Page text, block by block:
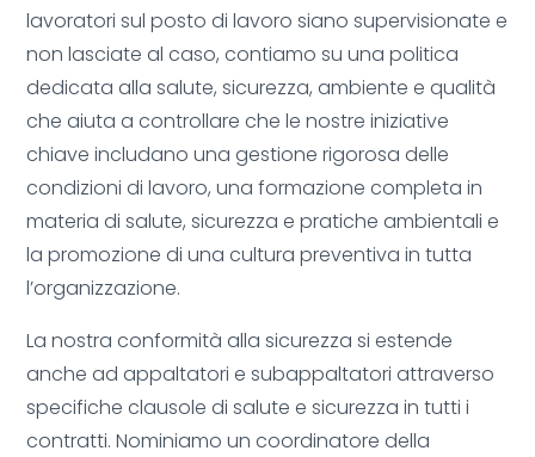
lavoratori sul posto di lavoro siano supervisionate e
non lasciate al caso, contiamo su una politica
dedicata alla salute, sicurezza, ambiente e qualità
che aiuta a controllare che le nostre iniziative
chiave includano una gestione rigorosa delle
condizioni di lavoro, una formazione completa in
materia di salute, sicurezza e pratiche ambientali e
la promozione di una cultura preventiva in tutta
l’organizzazione.
La nostra conformità alla sicurezza si estende
anche ad appaltatori e subappaltatori attraverso
specifiche clausole di salute e sicurezza in tutti i
contratti. Nominiamo un coordinatore della